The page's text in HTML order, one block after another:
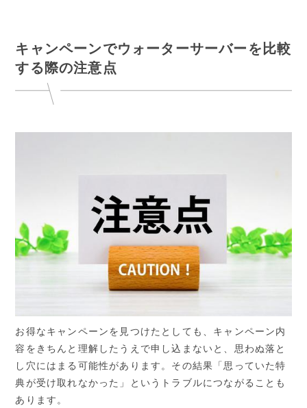
キャンペーンでウォーターサーバーを比較
する際の注意点
お得なキャンペーンを見つけたとしても、キャンペーン内
容をきちんと理解したうえで申し込まないと、思わぬ落と
し穴にはまる可能性があります。その結果「思っていた特
典が受け取れなかった」というトラブルにつながることも
あります。